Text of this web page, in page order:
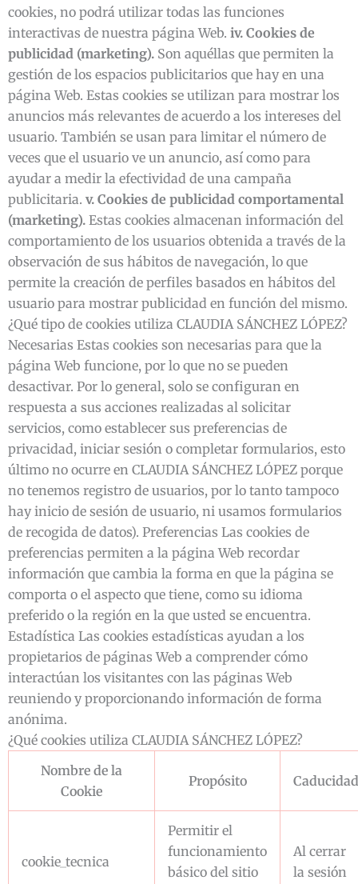
cookies, no podrá utilizar todas las funciones
interactivas de nuestra página Web. iv. Cookies de
publicidad (marketing). Son aquéllas que permiten la
gestión de los espacios publicitarios que hay en una
página Web. Estas cookies se utilizan para mostrar los
anuncios más relevantes de acuerdo a los intereses del
usuario. También se usan para limitar el número de
veces que el usuario ve un anuncio, así como para
ayudar a medir la efectividad de una campaña
publicitaria. v. Cookies de publicidad comportamental
(marketing). Estas cookies almacenan información del
comportamiento de los usuarios obtenida a través de la
observación de sus hábitos de navegación, lo que
permite la creación de perfiles basados en hábitos del
usuario para mostrar publicidad en función del mismo.
¿Qué tipo de cookies utiliza CLAUDIA SÁNCHEZ LÓPEZ?
Necesarias Estas cookies son necesarias para que la
página Web funcione, por lo que no se pueden
desactivar. Por lo general, solo se configuran en
respuesta a sus acciones realizadas al solicitar
servicios, como establecer sus preferencias de
privacidad, iniciar sesión o completar formularios, esto
último no ocurre en CLAUDIA SÁNCHEZ LÓPEZ porque
no tenemos registro de usuarios, por lo tanto tampoco
hay inicio de sesión de usuario, ni usamos formularios
de recogida de datos). Preferencias Las cookies de
preferencias permiten a la página Web recordar
información que cambia la forma en que la página se
comporta o el aspecto que tiene, como su idioma
preferido o la región en la que usted se encuentra.
Estadística Las cookies estadísticas ayudan a los
propietarios de páginas Web a comprender cómo
interactúan los visitantes con las páginas Web
reuniendo y proporcionando información de forma
anónima.
¿Qué cookies utiliza CLAUDIA SÁNCHEZ LÓPEZ?
Nombre de la
Cookie
Propósito Caducidad
cookie_tecnica
Permitir el
funcionamiento
básico del sitio
Al cerrar
la sesión